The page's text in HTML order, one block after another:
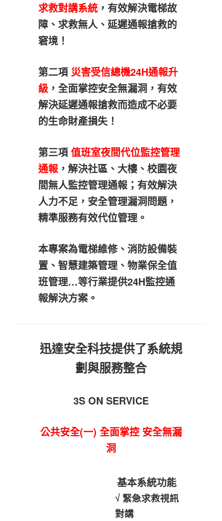
求救對講系統 ，有效解決電梯故
障、求救無人、延遲通報搶救的
窘境！
第二項 災害受信總機24H通報升
級，全面掌控安全無漏洞，有效
解決延遲通報搶救而造成不必要
的生命財產損失！
第三項 值班室夜間代位監控管理
通報，解決社區、大樓、校園夜
間無人監控管理通報；有效解決
人力不足，安全管理漏洞問題，
精準服務有效代位管理。
本專案為電梯維修、消防設備裝
置、智慧建築管理、物業保全值
班管理…等行業提供24H監控通
報解決方案。
迅達安全科技提供了系統規
劃與服務整合
3S ON SERVICE
公共安全(一) 全面掌控 安全無漏
洞
基本系統功能
√ 緊急求救視訊
對講